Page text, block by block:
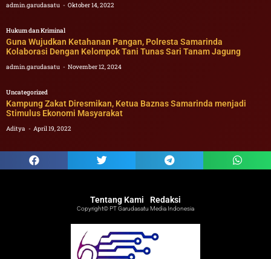
admin.garudasatu Oktober 14, 2022
Hukum dan Kriminal
Guna Wujudkan Ketahanan Pangan, Polresta Samarinda
Kolaborasi Dengan Kelompok Tani Tunas Sari Tanam Jagung
admin.garudasatu November 12, 2024
Uncategorized
Kampung Zakat Diresmikan, Ketua Baznas Samarinda menjadi
Stimulus Ekonomi Masyarakat
Aditya April 19, 2022
Tentang Kami Redaksi
Copyright© PT Garudasatu Media Indonesia